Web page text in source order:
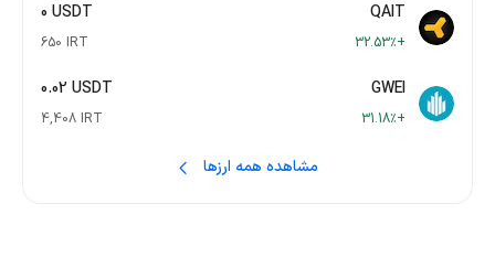
QAIT
0 USDT
+32.53٪ 650 IRT
GWEI
0.02 USDT
+31.18٪ 4,408 IRT
مشاهده همه ارزها